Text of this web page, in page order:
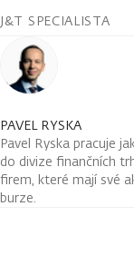
J&T SPECIALISTA
PAVEL RYSKA
Pavel Ryska pracuje
do divize finančních
firem, které mají své
burze.